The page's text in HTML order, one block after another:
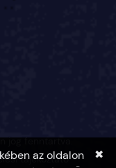
jog fenntartva.
tájékoztató
az oldalon
✖